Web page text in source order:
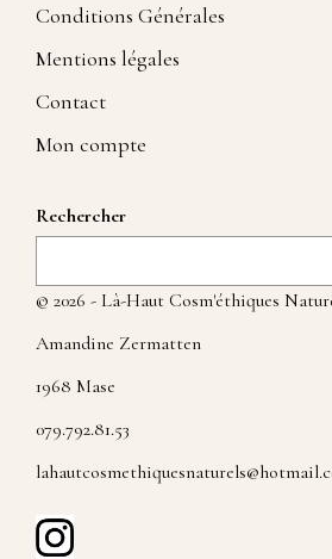
Conditions Générales
Mentions légales
Contact
Mon compte
Rechercher
© 2026 - Là-Haut Cosm'éthiques
Amandine Zermatten
1968 Mase
079.792.81.53